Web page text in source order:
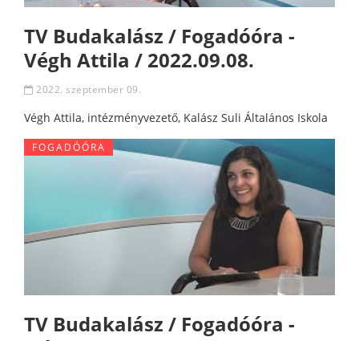
TV Budakalász / Fogadóóra -
Végh Attila / 2022.09.08.
2022. szeptember 09.
Végh Attila, intézményvezető, Kalász Suli Általános Iskola
FOGADÓÓRA
TV Budakalász / Fogadóóra -